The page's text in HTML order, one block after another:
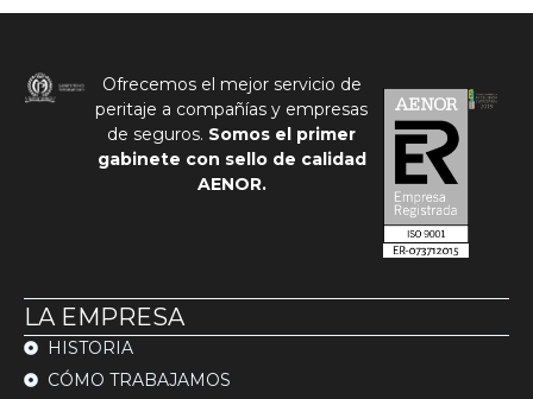
Ofrecemos el mejor servicio de
peritaje a compañías y empresas
de seguros. Somos el primer
gabinete con sello de calidad
AENOR.
LA EMPRESA
HISTORIA
CÓMO TRABAJAMOS